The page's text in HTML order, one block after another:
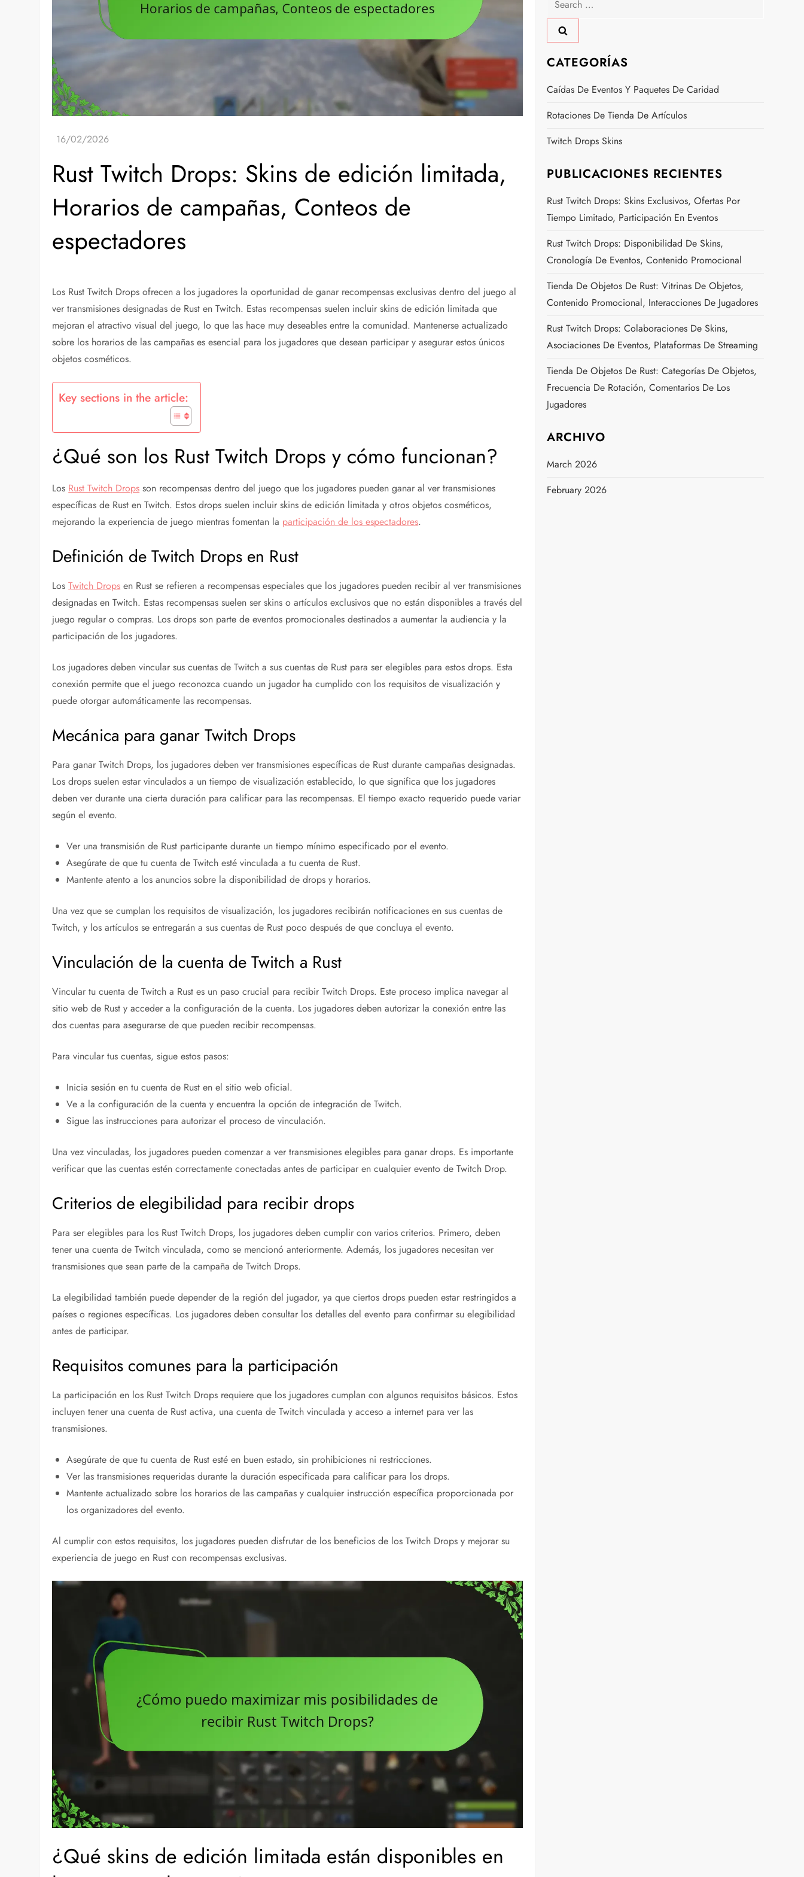
Rust Twitch Drops: Skins de edición limitada,
Horarios de campañas, Conteos de
espectadores
Los Rust Twitch Drops ofrecen a los jugadores la oportunidad de ganar recompensas exclusivas dentro del juego al
ver transmisiones designadas de Rust en Twitch. Estas recompensas suelen incluir skins de edición limitada que
mejoran el atractivo visual del juego, lo que las hace muy deseables entre la comunidad. Mantenerse actualizado
sobre los horarios de las campañas es esencial para los jugadores que desean participar y asegurar estos únicos
objetos cosméticos.
Key sections in the article:
¿Qué son los Rust Twitch Drops y cómo funcionan?
Los Rust Twitch Drops son recompensas dentro del juego que los jugadores pueden ganar al ver transmisiones
específicas de Rust en Twitch. Estos drops suelen incluir skins de edición limitada y otros objetos cosméticos,
mejorando la experiencia de juego mientras fomentan la participación de los espectadores.
Definición de Twitch Drops en Rust
LosTwitch Drops en Rust se refieren a recompensas especiales que los jugadores pueden recibir al ver transmisiones
designadas en Twitch. Estas recompensas suelen ser skins o artículos exclusivos que no están disponibles a través del
juego regular o compras. Los drops son parte de eventos promocionales destinados a aumentar la audiencia y la
participación de los jugadores.
Los jugadores deben vincular sus cuentas de Twitch a sus cuentas de Rust para ser elegibles para estos drops. Esta
conexión permite que el juego reconozca cuando un jugador ha cumplido con los requisitos de visualización y
puede otorgar automáticamente las recompensas.
Mecánica para ganar Twitch Drops
Para ganar Twitch Drops, los jugadores deben ver transmisiones específicas de Rust durante campañas designadas.
Los drops suelen estar vinculados a un tiempo de visualización establecido, lo que significa que los jugadores
deben ver durante una cierta duración para calificar para las recompensas. El tiempo exacto requerido puede variar
según el evento.
Ver una transmisión de Rust participante durante un tiempo mínimo especificado por el evento.
Asegúrate de que tu cuenta de Twitch esté vinculada a tu cuenta de Rust.
Mantente atento a los anuncios sobre la disponibilidad de drops y horarios.
Una vez que se cumplan los requisitos de visualización, los jugadores recibirán notificaciones en sus cuentas de
Twitch, y los artículos se entregarán a sus cuentas de Rust poco después de que concluya el evento.
Vinculación de la cuenta de Twitch a Rust
Vincular tu cuenta de Twitch a Rust es un paso crucial para recibir Twitch Drops. Este proceso implica navegar al
sitio web de Rust y acceder a la configuración de la cuenta. Los jugadores deben autorizar la conexión entre las
dos cuentas para asegurarse de que pueden recibir recompensas.
Para vincular tus cuentas, sigue estos pasos:
Inicia sesión en tu cuenta de Rust en el sitio web oficial.
Ve a la configuración de la cuenta y encuentra la opción de integración de Twitch.
Sigue las instrucciones para autorizar el proceso de vinculación.
Una vez vinculadas, los jugadores pueden comenzar a ver transmisiones elegibles para ganar drops. Es importante
verificar que las cuentas estén correctamente conectadas antes de participar en cualquier evento de Twitch Drop.
Criterios de elegibilidad para recibir drops
Para ser elegibles para los Rust Twitch Drops, los jugadores deben cumplir con varios criterios. Primero, deben
tener una cuenta de Twitch vinculada, como se mencionó anteriormente. Además, los jugadores necesitan ver
transmisiones que sean parte de la campaña de Twitch Drops.
La elegibilidad también puede depender de la región del jugador, ya que ciertos drops pueden estar restringidos a
países o regiones específicas. Los jugadores deben consultar los detalles del evento para confirmar su elegibilidad
antes de participar.
Requisitos comunes para la participación
La participación en los Rust Twitch Drops requiere que los jugadores cumplan con algunos requisitos básicos. Estos
incluyen tener una cuenta de Rust activa, una cuenta de Twitch vinculada y acceso a internet para ver las
transmisiones.
Asegúrate de que tu cuenta de Rust esté en buen estado, sin prohibiciones ni restricciones.
Ver las transmisiones requeridas durante la duración especificada para calificar para los drops.
Mantente actualizado sobre los horarios de las campañas y cualquier instrucción específica proporcionada por
los organizadores del evento.
Al cumplir con estos requisitos, los jugadores pueden disfrutar de los beneficios de los Twitch Drops y mejorar su
experiencia de juego en Rust con recompensas exclusivas.
¿Qué skins de edición limitada están disponibles en
for:
CATEGORÍAS
Caídas De Eventos Y Paquetes De Caridad
Rotaciones De Tienda De Artículos
Twitch Drops Skins
PUBLICACIONES RECIENTES
Rust Twitch Drops: Skins Exclusivos, Ofertas Por
Tiempo Limitado, Participación En Eventos
Rust Twitch Drops: Disponibilidad De Skins,
Cronología De Eventos, Contenido Promocional
Tienda De Objetos De Rust: Vitrinas De Objetos,
Contenido Promocional, Interacciones De Jugadores
Rust Twitch Drops: Colaboraciones De Skins,
Asociaciones De Eventos, Plataformas De Streaming
Tienda De Objetos De Rust: Categorías De Objetos,
Frecuencia De Rotación, Comentarios De Los
Jugadores
ARCHIVO
March 2026
February 2026